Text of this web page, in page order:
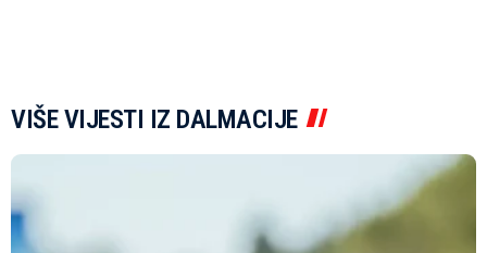
VIŠE VIJESTI IZ DALMACIJE